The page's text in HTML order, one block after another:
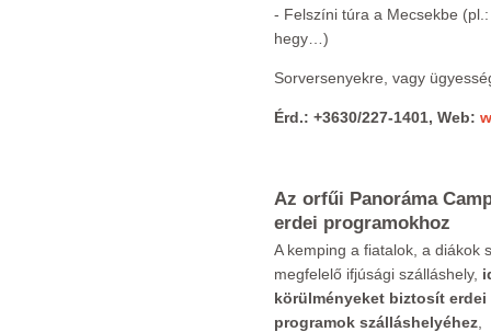
- Felszíni túra a Mecsekbe
hegy…)
Sorversenyekre, vagy
Érd.: +3630/227-1401, Web:
Az orfűi Panoráma
erdei programokhoz
A kemping a fiatalok, a diákok
megfelelő ifjúsági szálláshely,
körülményeket biztosít erdei
programok szálláshelyéhez